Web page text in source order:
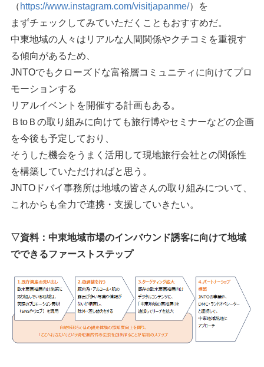
（ https://www.instagram.com/visitjapanme/）を
まずチェックしてみていただくこともおすすめだ。
中東地域の人々はリアルな人間関係やクチコミを重視す
る傾向があるため、
JNTOでもクローズドな富裕層コミュニティに向けてプロ
モーションする
リアルイベントを開催する計画もある。
ＢtoＢの取り組みに向けても旅行博やセミナーなどの企画
を今後も予定しており、
そうした機会をうまく活用して現地旅行会社との関係性
を構築していただければと思う。
JNTOドバイ事務所は地域の皆さんの取り組みについて、
これからも全力で連携・支援していきたい。
▽資料：中東地域市場のインバウンド誘客に向けて地域
でできるファーストステップ